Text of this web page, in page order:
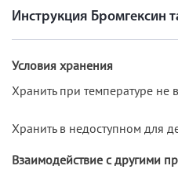
Инструкция Бромгексин
Условия хранения
Хранить при температуре не
Хранить в недоступном для
Взаимодействие с другими